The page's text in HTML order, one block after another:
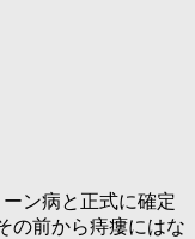
ン病と正式に確定
の前から痔瘻にはな